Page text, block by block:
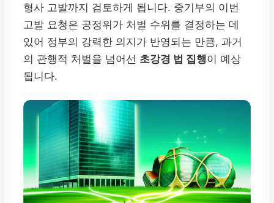
형사 고발까지 검토하게 됩니다. 중기부의 이번
고발 요청은 공정위가 처벌 수위를 결정하는 데
있어 정부의 강력한 의지가 반영되는 만큼, 과거
의 관행적 처벌을 넘어선 초강경 법 집행이 예상
됩니다.